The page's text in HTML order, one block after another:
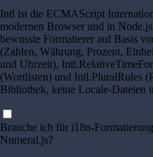
Intl ist die ECMAScript
modernen Browser und in
bewusste Formatierer auf Basis
(Zahlen, Währung, Prozent,
und Uhrzeit),
(Wortlisten) und Intl.PluralRules
Bibliothek, keine Locale-Dateien
Brauche ich für i18n-
Numeral.js?